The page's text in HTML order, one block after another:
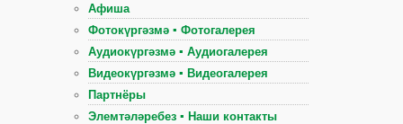
Афиша
Фотокүргәзмә ▪ Фотогалерея
Аудиокүргәзмә ▪ Аудиогалерея
Видеокүргәзмә ▪ Видеогалерея
Партнёры
Элемтәләребез ▪ Наши контакты